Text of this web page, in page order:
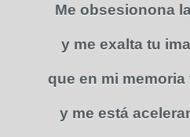
Me obsesionona
y me exalta tu
que en mi
y me está